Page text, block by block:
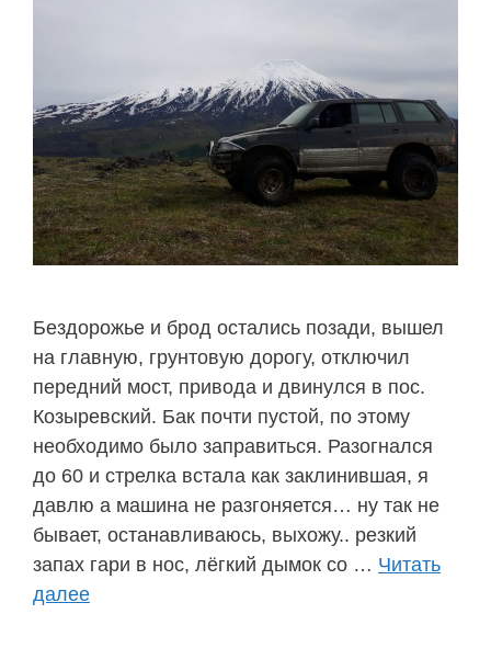
Бездорожье и брод остались позади, вышел
на главную, грунтовую дорогу, отключил
передний мост, привода и двинулся в пос.
Козыревский. Бак почти пустой, по этому
необходимо было заправиться. Разогнался
до 60 и стрелка встала как заклинившая, я
давлю а машина не разгоняется… ну так не
бывает, останавливаюсь, выхожу.. резкий
запах гари в нос, лёгкий дымок со … Читать
далее